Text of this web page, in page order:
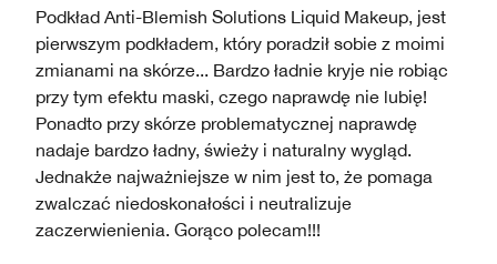
Podkład Anti-Blemish Solutions Liquid Makeup, jest
pierwszym podkładem, który poradził sobie z moimi
zmianami na skórze... Bardzo ładnie kryje nie robiąc
przy tym efektu maski, czego naprawdę nie lubię!
Ponadto przy skórze problematycznej naprawdę
nadaje bardzo ładny, świeży i naturalny wygląd.
Jednakże najważniejsze w nim jest to, że pomaga
zwalczać niedoskonałości i neutralizuje
zaczerwienienia. Gorąco polecam!!!